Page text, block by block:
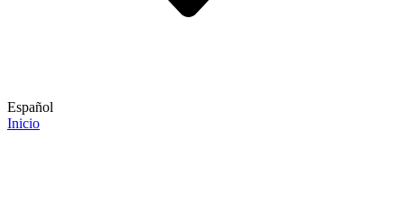
Español
Inicio